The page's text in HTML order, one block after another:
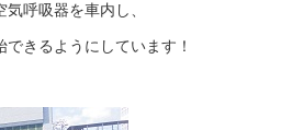
呼吸器を車内し、
きるようにしています！